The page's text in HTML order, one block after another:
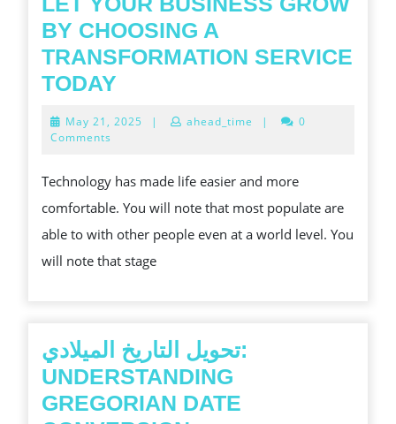
BY CHOOSING A
TRANSFORMATION SERVICE
TODAY
BUSINESS
BY
CHOOSING
A
TRANSFORMATION
May 21, 2025 May
| ahead_time |
0
Comments
Technology has made life easier and more
comfortable. You will note that most populate are
able to with other people even at a world level. You
will note that stage
تحويل التاريخ الميلادي:
UNDERSTANDING
GREGORIAN DATE